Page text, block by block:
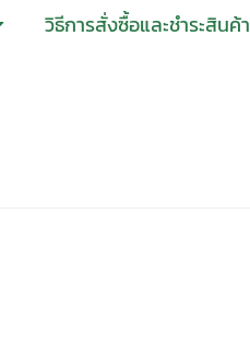
วิธีการสั่งซื้อและชำระสินค้า